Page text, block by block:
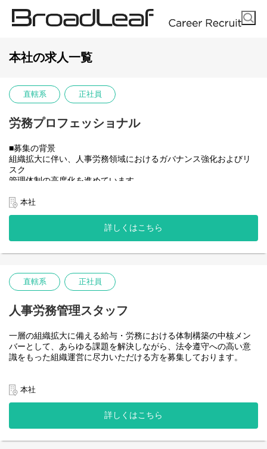
本社の求人一覧
直轄系 正社員
労務プロフェッショナル
■募集の背景
組織拡大に伴い、人事労務領域におけるガバナンス強化およびリ
スク
管理体制の高度化を進めています。
本募集は、労務トラブルが多発していることを背景としたもので
はなく、
現在在籍している高度専門人材の知見を継承し、将来にわたり安
定した組織運営を実現するための戦略的な体制強化を目的として
います。
ブル対応」の実務を担うことです。
一般的な制度設計や管理業務の高度化よりも、懲戒、メンタルヘ
い」事案に対し、発生時の適切な初動対応から再発防止策の設計
までを一貫して担えるプロフェッショナルを求めています。
単なるオペレーション担当ではなく、法的観点と現場感覚の双方
を踏まえながら、経営と現場をつなぐ「守りの中核」として機能
いただける方を募集します。
■職務内容
人事労務領域のスペシャリストとして、特に「労務リスク対応」
「コンプライアンス遵 守」「職場環境の適正化」等の実務を主導
していただきます。
本社
詳しくはこちら
直轄系 正社員
人事労務管理スタッフ
一層の組織拡大に備える給与・労務における体制構築の中核メン
バーとして、あらゆる課題を解決しながら、法令遵守への高い意
識をもった組織運営に尽力いただける方を募集しております。
※労務チームが主に取りまとめている業務内容は以下の通りで
す。
・勤怠管理、社会保険事務（給与計算は外部ベンダーにて実施）
・有期契約・パート・アルバイト等の契約管理
本社
詳しくはこちら